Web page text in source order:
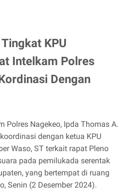
KPU
Intelkam Polres
Dengan
Polres Nagekeo, Ipda Thomas A.
dengan ketua KPU
Waso, ST terkait rapat Pleno
pada pemilukada serentak
yang bertempat di ruang
Senin (2 Desember 2024).